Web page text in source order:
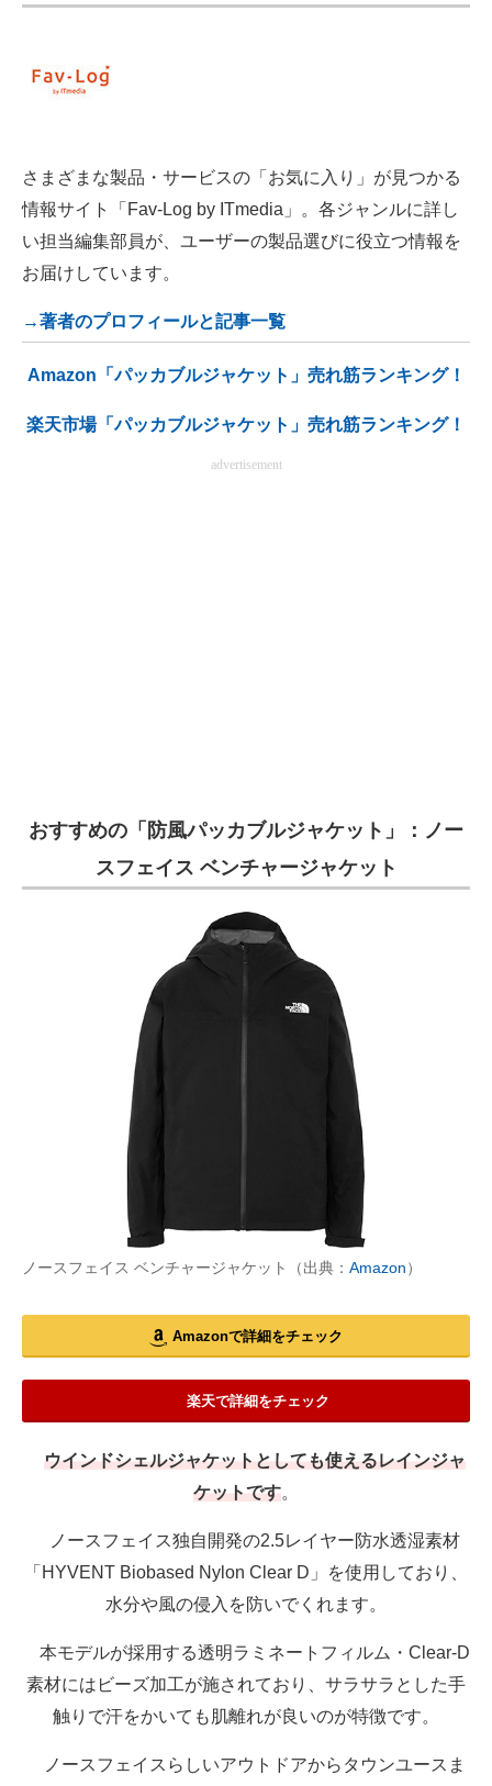
さまざまな製品・サービスの「お気に入り」が見つかる
情報サイト「Fav-Log by ITmedia」。各ジャンルに詳し
い担当編集部員が、ユーザーの製品選びに役立つ情報を
お届けしています。
→著者のプロフィールと記事一覧
Amazon「パッカブルジャケット」売れ筋ランキング！
楽天市場「パッカブルジャケット」売れ筋ランキング！
advertisement
おすすめの「防風パッカブルジャケット」：ノー
スフェイス ベンチャージャケット
ノースフェイス ベンチャージャケット（出典： Amazon）
Amazonで詳細をチェック
楽天で詳細をチェック
ウインドシェルジャケットとしても使えるレインジャ
ケットです。
ノースフェイス独自開発の2.5レイヤー防水透湿素材
「HYVENT Biobased Nylon Clear D」を使用しており、
水分や風の侵入を防いでくれます。
本モデルが採用する透明ラミネートフィルム・Clear-D
素材にはビーズ加工が施されており、サラサラとした手
触りで汗をかいても肌離れが良いのが特徴です。
ノースフェイスらしいアウトドアからタウンユースま